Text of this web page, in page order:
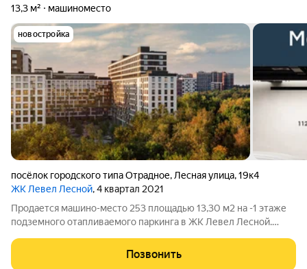
13,3 м² машиноместо
новостройка
посёлок городского типа Отрадное, Лесная улица,19к4
ЖК Левел Лесной, 4 квартал 2021
Продается машино-место 253 площадью 13,30 м2 на -1 этаже
подземного отапливаемого паркинга в ЖК Левел Лесной.
организовать большой шкаф для хранения, либо использовать
дополнительную площадь для парковки
Позвонить